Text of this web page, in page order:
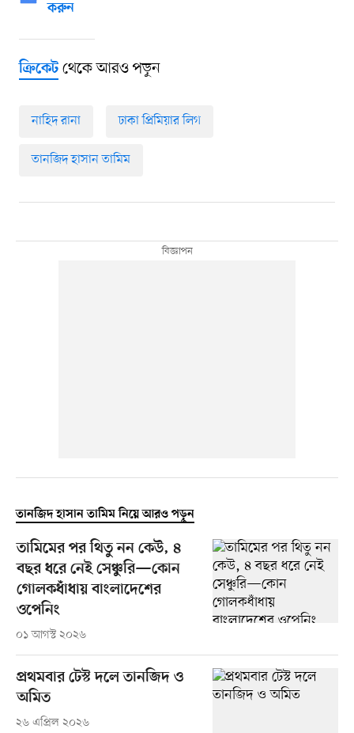
করুন
ক্রিকেটথেকে আরও পড়ুন
নাহিদ রানা ঢাকা প্রিমিয়ার লিগ
তানজিদ হাসান তামিম
তানজিদ হাসান তামিম নিয়ে আরও পড়ুন
তামিমের পর থিতু নন কেউ, ৪
বছর ধরে নেই সেঞ্চুরি—কোন
গোলকধাঁধায় বাংলাদেশের
ওপেনিং
০১ আগস্ট ২০২৬
প্রথমবার টেস্ট দলে তানজিদ ও
অমিত
২৬ এপ্রিল ২০২৬